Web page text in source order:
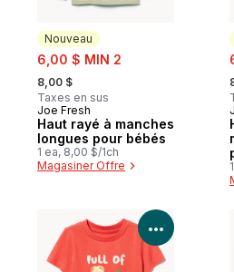
Nouveau
sale:
6,00 $ MIN 2
, formerly:
8,00 $
Taxes en sus
Nouveau
Joe Fresh
Haut rayé à manches
longues pour bébés
1 ea, 8,00 $/1ch
Magasiner Offre
Voir les